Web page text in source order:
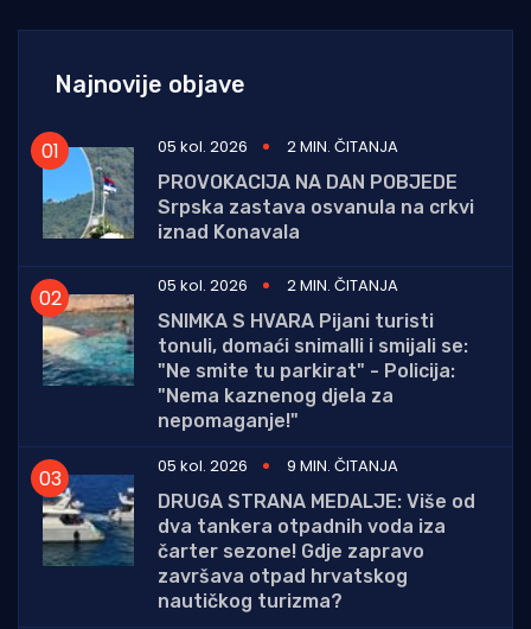
Najnovije objave
05 kol. 2026
2 MIN. ČITANJA
PROVOKACIJA NA DAN POBJEDE
Srpska zastava osvanula na crkvi
iznad Konavala
05 kol. 2026
2 MIN. ČITANJA
SNIMKA S HVARA Pijani turisti
tonuli, domaći snimalli i smijali se:
"Ne smite tu parkirat" - Policija:
"Nema kaznenog djela za
nepomaganje!"
05 kol. 2026
9 MIN. ČITANJA
DRUGA STRANA MEDALJE: Više od
dva tankera otpadnih voda iza
čarter sezone! Gdje zapravo
završava otpad hrvatskog
nautičkog turizma?